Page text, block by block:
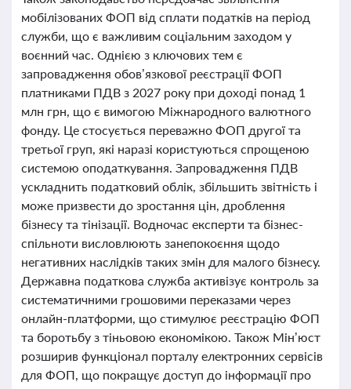
мобілізованих ФОП від сплати податків на період
служби, що є важливим соціальним заходом у
воєнний час. Однією з ключових тем є
запровадження обов’язкової реєстрації ФОП
платниками ПДВ з 2027 року при доході понад 1
млн грн, що є вимогою Міжнародного валютного
фонду. Це стосується переважно ФОП другої та
третьої груп, які наразі користуються спрощеною
системою оподаткування. Запровадження ПДВ
ускладнить податковий облік, збільшить звітність і
може призвести до зростання цін, дроблення
бізнесу та тінізації. Водночас експерти та бізнес-
спільноти висловлюють занепокоєння щодо
негативних наслідків таких змін для малого бізнесу.
Державна податкова служба активізує контроль за
систематичними грошовими переказами через
онлайн-платформи, що стимулює реєстрацію ФОП
та боротьбу з тіньовою економікою. Також Мін’юст
розширив функціонал порталу електронних сервісів
для ФОП, що покращує доступ до інформації про